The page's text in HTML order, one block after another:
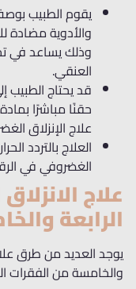
يقوم الطبيب
والأدوية مضادة
وذلك يساعد في
العنقي.
قد يحتاج
حقنًا مباشرًا
علاج الإنزلاق
العلاج بالتردد
الغضروفي في
علاج
الرابعة
يوجد العديد من طرق
والخامسةمن الفقرات